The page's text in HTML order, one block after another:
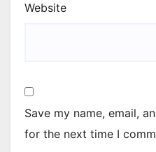
Website
Save my name, email,
for the next time I